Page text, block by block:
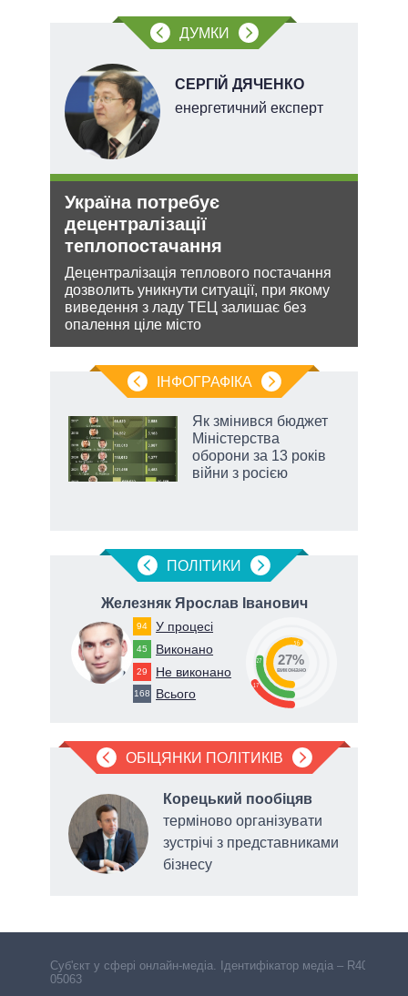
ДУМКИ
СЕРГІЙ ДЯЧЕНКО
енергетичний експерт
Україна потребує
децентралізації
теплопостачання
Децентралізація теплового постачання
дозволить уникнути ситуації, при якому
виведення з ладу ТЕЦ залишає без
опалення ціле місто
ІНФОГРАФІКА
Як змінився бюджет
Міністерства
оборони за 13 років
війни з росією
ПОЛIТИКИ
Железняк Ярослав Іванович
94 У процесі
45 Виконано
29 Не виконано
168 Всього
17
27
56
27%
виконано
ОБІЦЯНКИ ПОЛІТИКІВ
Корецький пообіцяв
терміново організувати
зустрічі з представниками
бізнесу
Cуб'єкт у сфері онлайн-медіа. Ідентифікатор медіа – R40-
05063